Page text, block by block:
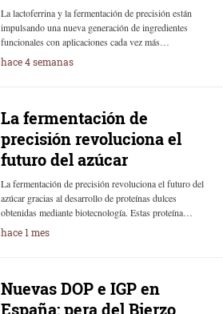
La lactoferrina y la fermentación de precisión están
impulsando una nueva generación de ingredientes
funcionales con aplicaciones cada vez más…
hace 4 semanas
La fermentación de
precisión revoluciona el
futuro del azúcar
La fermentación de precisión revoluciona el futuro del
azúcar gracias al desarrollo de proteínas dulces
obtenidas mediante biotecnología. Estas proteína…
hace 1 mes
Nuevas DOP e IGP en
España: pera del Bierzo,